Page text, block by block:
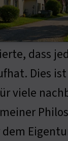
dass
Dies
viele
dem